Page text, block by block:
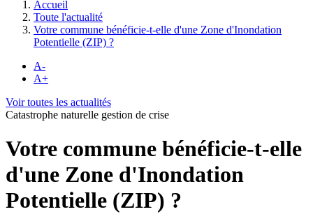
Accueil
Toute l'actualité
Votre commune bénéficie-t-elle d'une Zone d'Inondation
Potentielle (ZIP) ?
A-
A+
Voir toutes les actualités
Catastrophe naturelle gestion de crise
Votre commune bénéficie-t-elle
d'une Zone d'Inondation
Potentielle (ZIP) ?